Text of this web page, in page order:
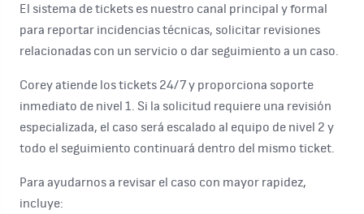
El sistema de tickets es nuestro canal principal y formal
para reportar incidencias técnicas, solicitar revisiones
relacionadas con un servicio o dar seguimiento a un caso.
Corey atiende los tickets 24/7 y proporciona soporte
inmediato de nivel 1. Si la solicitud requiere una revisión
especializada, el caso será escalado al equipo de nivel 2 y
todo el seguimiento continuará dentro del mismo ticket.
Para ayudarnos a revisar el caso con mayor rapidez,
incluye: